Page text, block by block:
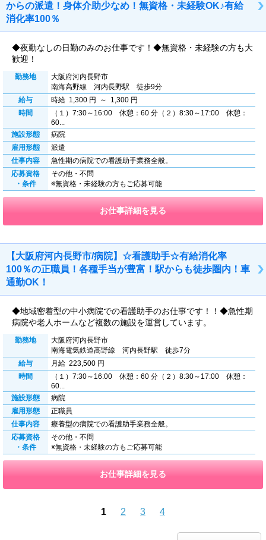
からの派遣！身体介助少なめ！無資格・未経験OK♪有給
消化率100％
◆夜勤なしの日勤のみのお仕事です！◆無資格・未経験の方も大
歓迎！
勤務地
大阪府河内長野市
南海高野線 河内長野駅 徒歩9分
給与
時給 1,300 円 ～ 1,300 円
時間
（１）7:30～16:00 休憩：60 分（２）8:30～17:00 休憩：
60...
施設形態
病院
雇用形態
派遣
仕事内容
急性期の病院での看護助手業務全般。
応募資格
・条件
その他・不問
※無資格・未経験の方もご応募可能
お仕事詳細を見る
【大阪府河内長野市/病院】☆看護助手☆有給消化率
100％の正職員！各種手当が豊富！駅からも徒歩圏内！車
通勤OK！
◆地域密着型の中小病院での看護助手のお仕事です！！◆急性期
病院や老人ホームなど複数の施設を運営しています。
勤務地
大阪府河内長野市
南海電気鉄道高野線 河内長野駅 徒歩7分
給与
月給 223,500 円
時間
（１）7:30～16:00 休憩：60 分（２）8:30～17:00 休憩：
60...
施設形態
病院
雇用形態
正職員
仕事内容
療養型の病院での看護助手業務全般。
応募資格
・条件
その他・不問
※無資格・未経験の方もご応募可能
お仕事詳細を見る
1 2 3 4